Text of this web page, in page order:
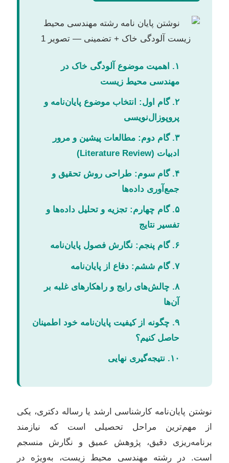
۱. اهمیت موضوع آلودگی خاک در
مهندسی محیط زیست
۲. گام اول: انتخاب موضوع پایان‌نامه و
پروپوزال‌نویسی
۳. گام دوم: مطالعات پیشین و مرور
ادبیات (Literature Review)
۴. گام سوم: طراحی روش تحقیق و
جمع‌آوری داده‌ها
۵. گام چهارم: تجزیه و تحلیل داده‌ها و
تفسیر نتایج
۶. گام پنجم: نگارش فصول پایان‌نامه
۷. گام ششم: دفاع از پایان‌نامه
۸. چالش‌های رایج و راهکارهای غلبه بر
آن‌ها
۹. چگونه از کیفیت پایان‌نامه خود اطمینان
حاصل کنیم؟
۱۰. نتیجه‌گیری نهایی
نوشتن پایان‌نامه کارشناسی ارشد یا رساله دکتری، یکی
از مهم‌ترین مراحل تحصیلی است که نیازمند
برنامه‌ریزی دقیق، پژوهش عمیق و نگارش منسجم
است. در رشته مهندسی محیط زیست، به‌ویژه در